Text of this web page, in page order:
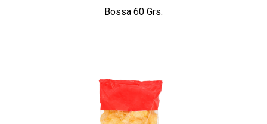
Bossa 60 Grs.